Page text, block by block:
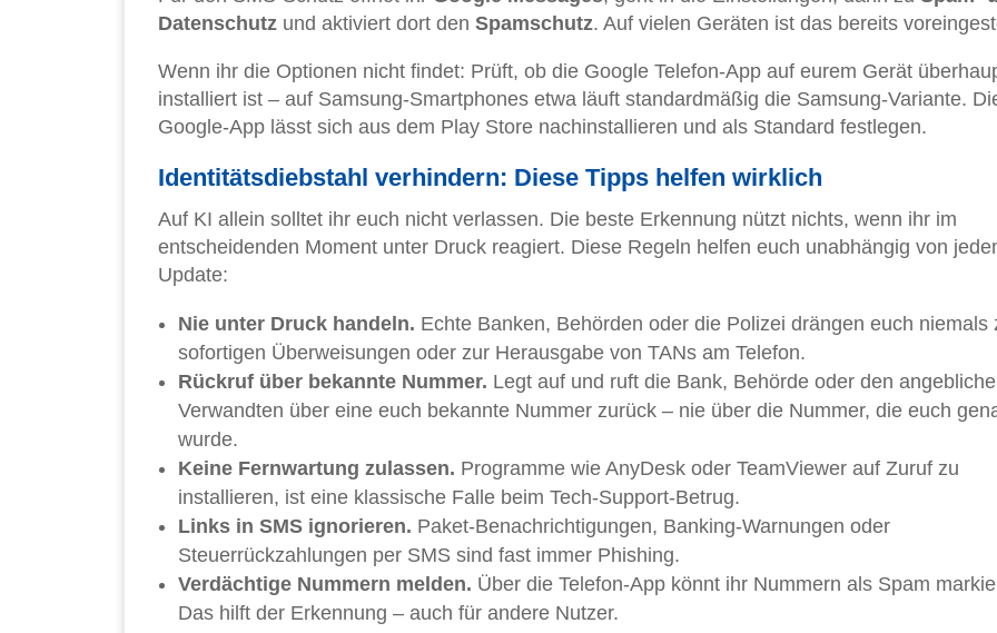
Datenschutz und aktiviert dort den Spamschutz. Auf vielen Geräten ist das bereits
Wenn ihr die Optionen nicht findet: Prüft, ob die Google Telefon-App auf eurem Gerät
installiert ist – auf Samsung-Smartphones etwa läuft standardmäßig die Samsung-Variante.
Google-App lässt sich aus dem Play Store nachinstallieren und als Standard festlegen.
Identitätsdiebstahl verhindern: Diese Tipps helfen wirklich
Auf KI allein solltet ihr euch nicht verlassen. Die beste Erkennung nützt nichts, wenn ihr im
entscheidenden Moment unter Druck reagiert. Diese Regeln helfen euch unabhängig von
Update:
Nie unter Druck handeln. Echte Banken, Behörden oder die Polizei drängen euch niemals
sofortigen Überweisungen oder zur Herausgabe von TANs am Telefon.
Rückruf über bekannte Nummer. Legt auf und ruft die Bank, Behörde oder den
Verwandten über eine euch bekannte Nummer zurück – nie über die Nummer, die euch
wurde.
Keine Fernwartung zulassen. Programme wie AnyDesk oder TeamViewer auf Zuruf zu
installieren, ist eine klassische Falle beim Tech-Support-Betrug.
Links in SMS ignorieren. Paket-Benachrichtigungen, Banking-Warnungen oder
Steuerrückzahlungen per SMS sind fast immer Phishing.
Verdächtige Nummern melden. Über die Telefon-App könnt ihr Nummern als Spam
Das hilft der Erkennung – auch für andere Nutzer.